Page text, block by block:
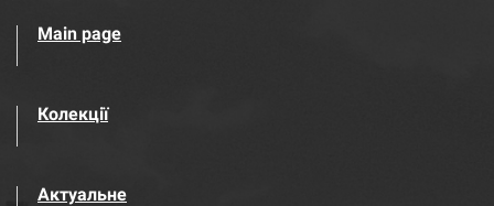
Main page
Колекції
Актуальне